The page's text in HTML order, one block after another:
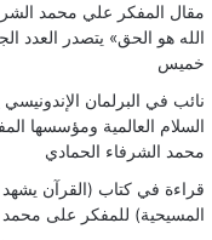
مقال المفكر علي محمد
الله هو الحق» يتصدر العدد
خميس
نائب في البرلمان
السلام العالمية ومؤسسها
محمد الشرفاء الحمادي
قراءة في كتاب (القرآن يشهد
المسيحية) للمفكر على محمد